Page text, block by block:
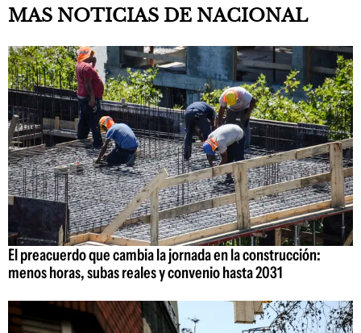
MAS NOTICIAS DE NACIONAL
El preacuerdo que cambia la jornada en la construcción:
menos horas, subas reales y convenio hasta 2031